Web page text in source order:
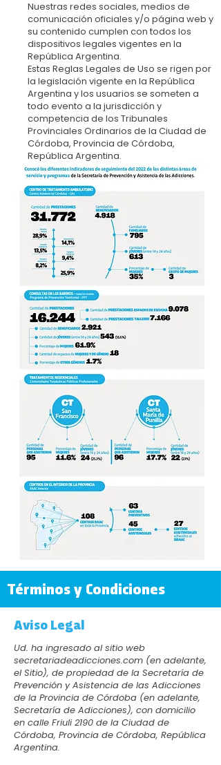
Nuestras redes sociales, medios de
comunicación oficiales y/o página web y
su contenido cumplen con todos los
dispositivos legales vigentes en la
República Argentina.
Estas Reglas Legales de Uso se rigen por
la legislación vigente en la República
Argentina y los usuarios se someten a
todo evento a la jurisdicción y
competencia de los Tribunales
Provinciales Ordinarios de la Ciudad de
Córdoba, Provincia de Córdoba,
República Argentina.
Términos y Condiciones
Aviso Legal
Ud. ha ingresado al sitio web
secretariadeadicciones.com (en adelante,
el Sitio), de propiedad de la Secretaría de
Prevención y Asistencia de las Adicciones
de la Provincia de Córdoba (en adelante,
Secretaría de Adicciones), con domicilio
en calle Friuli 2190 de la Ciudad de
Córdoba, Provincia de Córdoba, República
Argentina.